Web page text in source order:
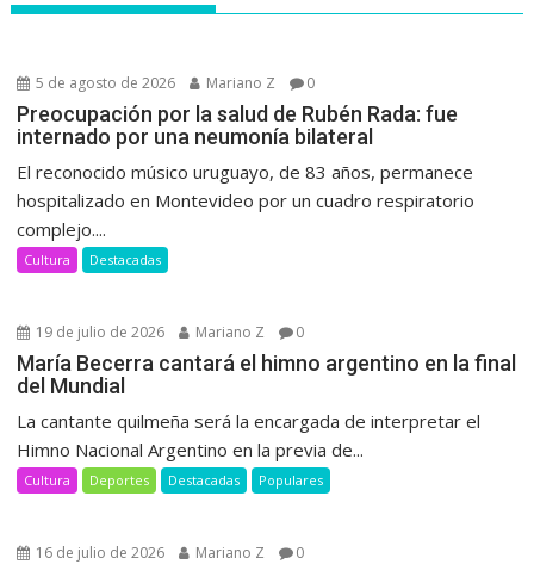
5 de agosto de 2026 Mariano Z 0
Preocupación por la salud de Rubén Rada: fue
internado por una neumonía bilateral
El reconocido músico uruguayo, de 83 años, permanece
hospitalizado en Montevideo por un cuadro respiratorio
complejo....
Cultura Destacadas
19 de julio de 2026 Mariano Z 0
María Becerra cantará el himno argentino en la final
del Mundial
La cantante quilmeña será la encargada de interpretar el
Himno Nacional Argentino en la previa de...
Cultura Deportes Destacadas Populares
16 de julio de 2026 Mariano Z 0